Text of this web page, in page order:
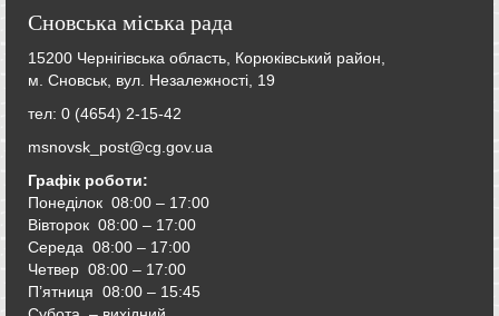
Сновська міська рада
15200 Чернігівська область, Корюківський район,
м. Сновськ, вул. Незалежності, 19
тел: 0 (4654) 2-15-42
msnovsk_post@cg.gov.ua
Графік роботи:
Понеділок 08:00 – 17:00
Вівторок 08:00 – 17:00
Середа 08:00 – 17:00
Четвер 08:00 – 17:00
П’ятниця 08:00 – 15:45